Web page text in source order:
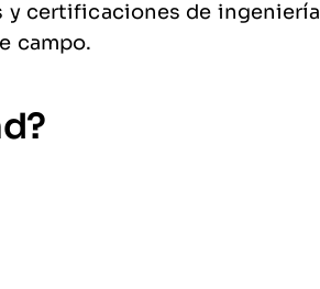
y certificaciones de ingeniería
campo.